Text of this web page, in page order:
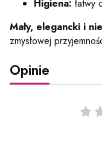
Higiena: łatwy
Mały, elegancki i
zmysłowej
Opinie